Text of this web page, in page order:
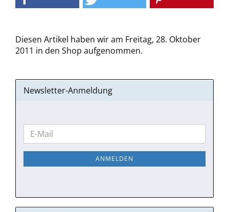
Diesen Artikel haben wir am Freitag, 28. Oktober
2011 in den Shop aufgenommen.
Newsletter-Anmeldung
WEITER
ZUR
NEWSLETTER-
E-
Mail
ANMELDEN